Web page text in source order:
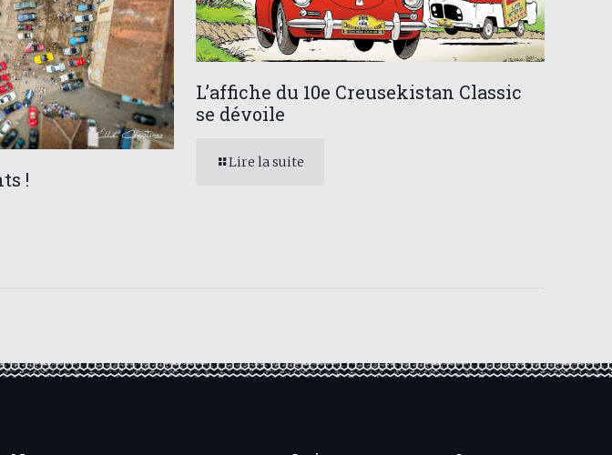
!
L’affiche du 10e Creusekistan Classic
se dévoile
Lire la suite